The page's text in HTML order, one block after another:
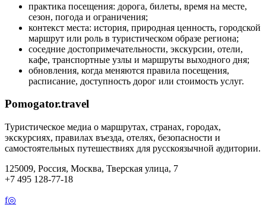
практика посещения: дорога, билеты, время на месте,
сезон, погода и ограничения;
контекст места: история, природная ценность, городской
маршрут или роль в туристическом образе региона;
соседние достопримечательности, экскурсии, отели,
кафе, транспортные узлы и маршруты выходного дня;
обновления, когда меняются правила посещения,
расписание, доступность дорог или стоимость услуг.
Pomogator.travel
Туристическое медиа о маршрутах, странах, городах,
экскурсиях, правилах въезда, отелях, безопасности и
самостоятельных путешествиях для русскоязычной аудитории.
125009, Россия, Москва, Тверская улица, 7
+7 495 128-77-18
f◎